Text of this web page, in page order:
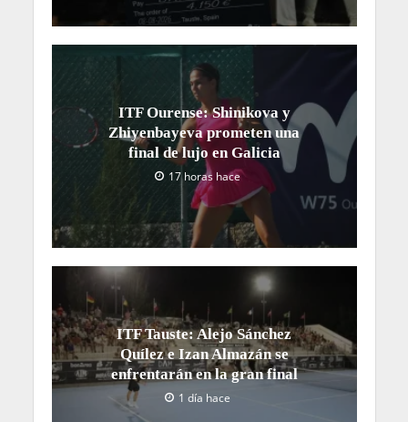
ITF Ourense: Shinikova y
Zhiyenbayeva prometen una
final de lujo en Galicia
17 horas hace
ITF Tauste: Alejo Sánchez
Quílez e Izan Almazán se
enfrentarán en la gran final
1 día hace